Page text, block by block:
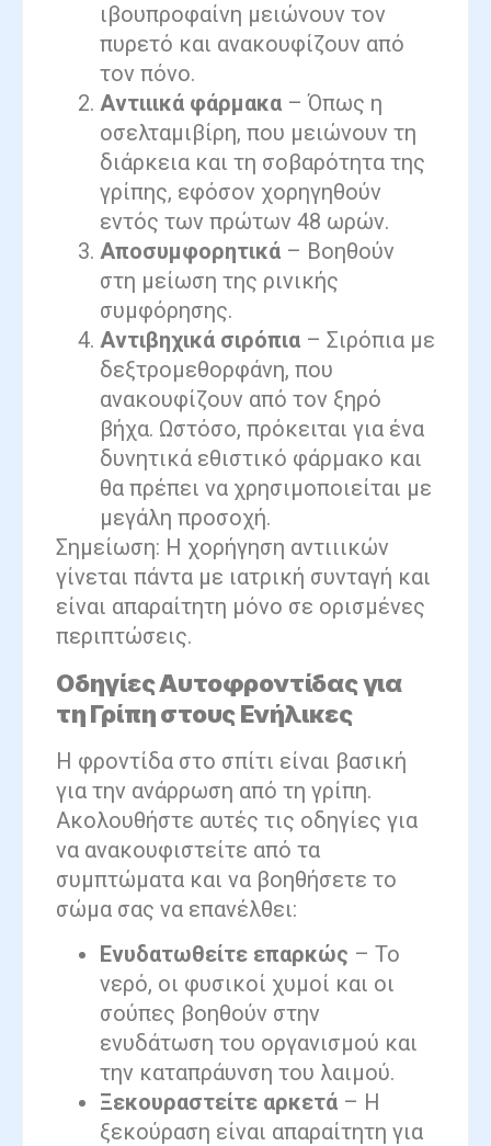
ιβουπροφαίνη μειώνουν τον
πυρετό και ανακουφίζουν από
τον πόνο.
Αντιιικά φάρμακα – Όπως η
οσελταμιβίρη, που μειώνουν τη
διάρκεια και τη σοβαρότητα της
γρίπης, εφόσον χορηγηθούν
εντός των πρώτων 48 ωρών.
Αποσυμφορητικά – Βοηθούν
στη μείωση της ρινικής
συμφόρησης.
Αντιβηχικά σιρόπια – Σιρόπια με
δεξτρομεθορφάνη, που
ανακουφίζουν από τον ξηρό
βήχα. Ωστόσο, πρόκειται για ένα
δυνητικά εθιστικό φάρμακο και
θα πρέπει να χρησιμοποιείται με
μεγάλη προσοχή.
Σημείωση: Η χορήγηση αντιιικών
γίνεται πάντα με ιατρική συνταγή και
είναι απαραίτητη μόνο σε ορισμένες
περιπτώσεις.
Οδηγίες Αυτοφροντίδας για
τη Γρίπη στους Ενήλικες
Η φροντίδα στο σπίτι είναι βασική
για την ανάρρωση από τη γρίπη.
Ακολουθήστε αυτές τις οδηγίες για
να ανακουφιστείτε από τα
συμπτώματα και να βοηθήσετε το
σώμα σας να επανέλθει:
Ενυδατωθείτε επαρκώς – Το
νερό, οι φυσικοί χυμοί και οι
σούπες βοηθούν στην
ενυδάτωση του οργανισμού και
την καταπράυνση του λαιμού.
Ξεκουραστείτε αρκετά – Η
ξεκούραση είναι απαραίτητη για